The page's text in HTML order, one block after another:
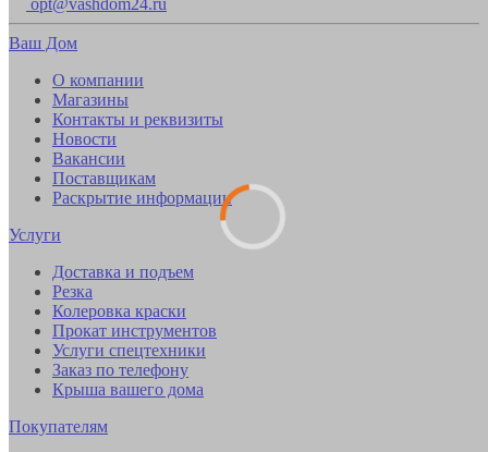
Ваш Дом
О компании
Магазины
Контакты и реквизиты
Новости
Вакансии
Поставщикам
Раскрытие информации
Услуги
Доставка и подъем
Резка
Колеровка краски
Прокат инструментов
Услуги спецтехники
Заказ по телефону
Крыша вашего дома
Покупателям